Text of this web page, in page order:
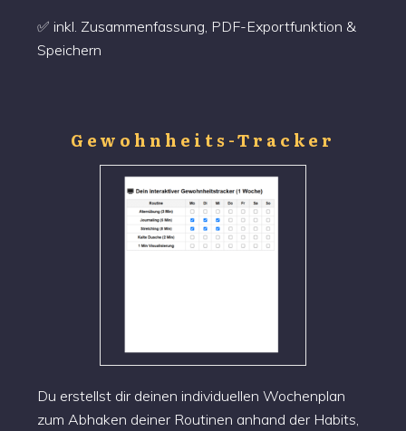
✅ inkl. Zusammenfassung, PDF-Exportfunktion &
Speichern
Gewohnheits-Tracker
Du erstellst dir deinen individuellen Wochenplan
zum Abhaken deiner Routinen anhand der Habits,